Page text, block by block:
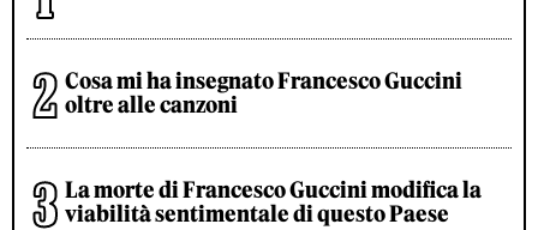
Cosa mi ha insegnato Francesco Guccini
oltre alle canzoni
La morte di Francesco Guccini modifica la
viabilità sentimentale di questo Paese